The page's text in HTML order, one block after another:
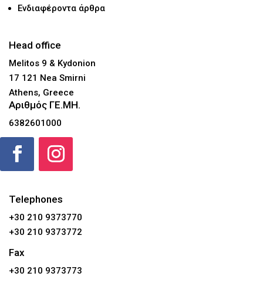
Ενδιαφέροντα άρθρα
Head office
Melitos 9 & Kydonion
17 121 Nea Smirni
Athens, Greece
Αριθμός ΓΕ.ΜΗ.
6382601000
Telephones
+30 210 9373770
+30 210 9373772
Fax
+30 210 9373773